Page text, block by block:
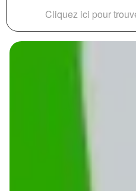
Cliquez ici pour